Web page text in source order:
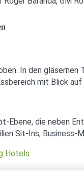
In den
mit Blick
die neben
Sit-Ins, Business-